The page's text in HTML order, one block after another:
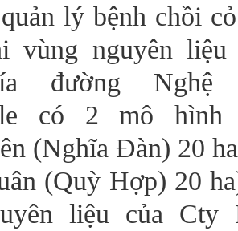
lý bệnh chồi
vùng nguyên liệu
đường Nghệ
có 2 mô hình
(Nghĩa Đàn) 20
(Quỳ Hợp) 20
liệu của Cty